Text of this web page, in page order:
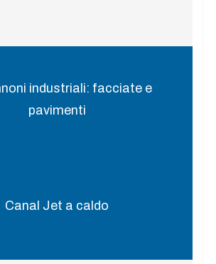
industriali: facciate e
pavimenti
Canal Jet a caldo